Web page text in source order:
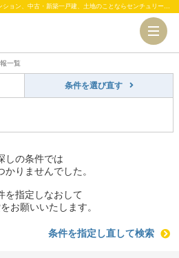
千束 中古マンション｜台東区・荒川区のマンション、中古・新築一戸建、土地のことならセンチュリー21クレール不動産
一覧
条件を選び直す
しの条件では
かりませんでした。
を指定しなおして
お願いいたします。
条件を指定し直して検索